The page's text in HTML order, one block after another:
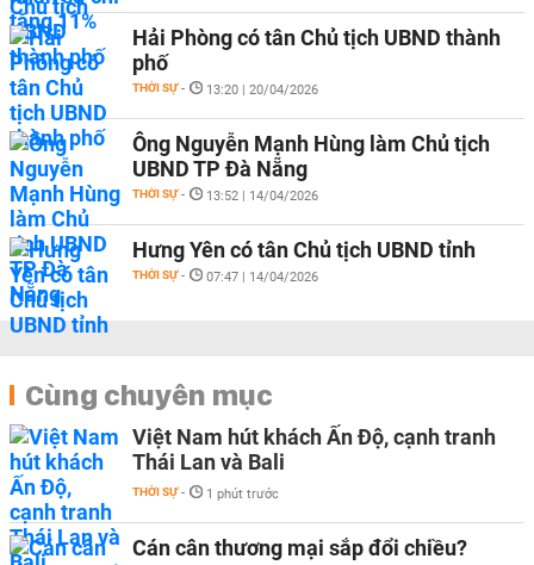
Hải Phòng có tân Chủ tịch UBND thành
phố
THỜI SỰ - 13:20 | 20/04/2026
Ông Nguyễn Mạnh Hùng làm Chủ tịch
UBND TP Đà Nẵng
THỜI SỰ - 13:52 | 14/04/2026
Hưng Yên có tân Chủ tịch UBND tỉnh
THỜI SỰ - 07:47 | 14/04/2026
Cùng chuyên mục
Việt Nam hút khách Ấn Độ, cạnh tranh
Thái Lan và Bali
THỜI SỰ - 1 phút trước
Cán cân thương mại sắp đổi chiều?